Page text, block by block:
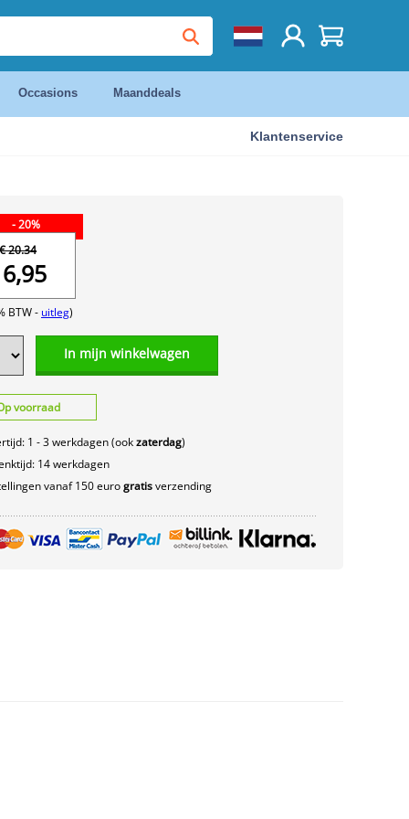
Occasions Maanddeals
Klantenservice
- 20%
€ 20.34
BTW - uitleg)
In mijn winkelwagen
voorraad
1 - 3 werkdagen (ookzaterdag)
14 werkdagen
vanaf 150 eurogratisverzending